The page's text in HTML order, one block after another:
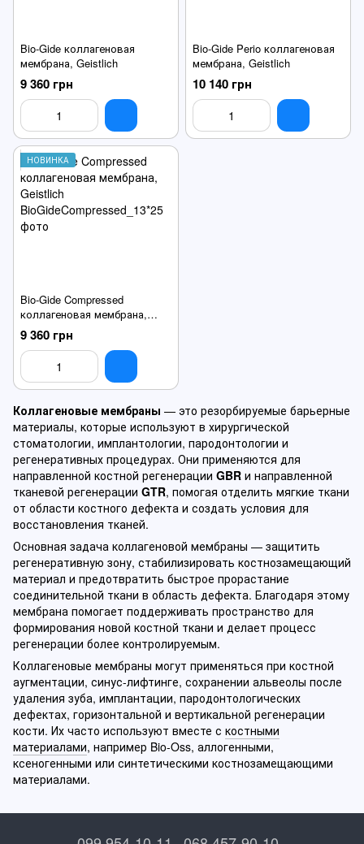
Bio-Gide коллагеновая
мембрана, Geistlich
9 360 грн
Bio-Gide Perio коллагеновая
мембрана, Geistlich
10 140 грн
НОВИНКА
Bio-Gide Compressed
коллагеновая мембрана,
Geistlich
9 360 грн
Коллагеновые мембраны — это резорбируемые барьерные
материалы, которые используют в хирургической
стоматологии, имплантологии, пародонтологии и
регенеративных процедурах. Они применяются для
направленной костной регенерации GBR и направленной
тканевой регенерации GTR, помогая отделить мягкие ткани
от области костного дефекта и создать условия для
восстановления тканей.
Основная задача коллагеновой мембраны — защитить
регенеративную зону, стабилизировать костнозамещающий
материал и предотвратить быстрое прорастание
соединительной ткани в область дефекта. Благодаря этому
мембрана помогает поддерживать пространство для
формирования новой костной ткани и делает процесс
регенерации более контролируемым.
Коллагеновые мембраны могут применяться при костной
аугментации, синус-лифтинге, сохранении альвеолы после
удаления зуба, имплантации, пародонтологических
дефектах, горизонтальной и вертикальной регенерации
кости. Их часто используют вместе с костными
материалами, например Bio-Oss, аллогенными,
ксеногенными или синтетическими костнозамещающими
материалами.